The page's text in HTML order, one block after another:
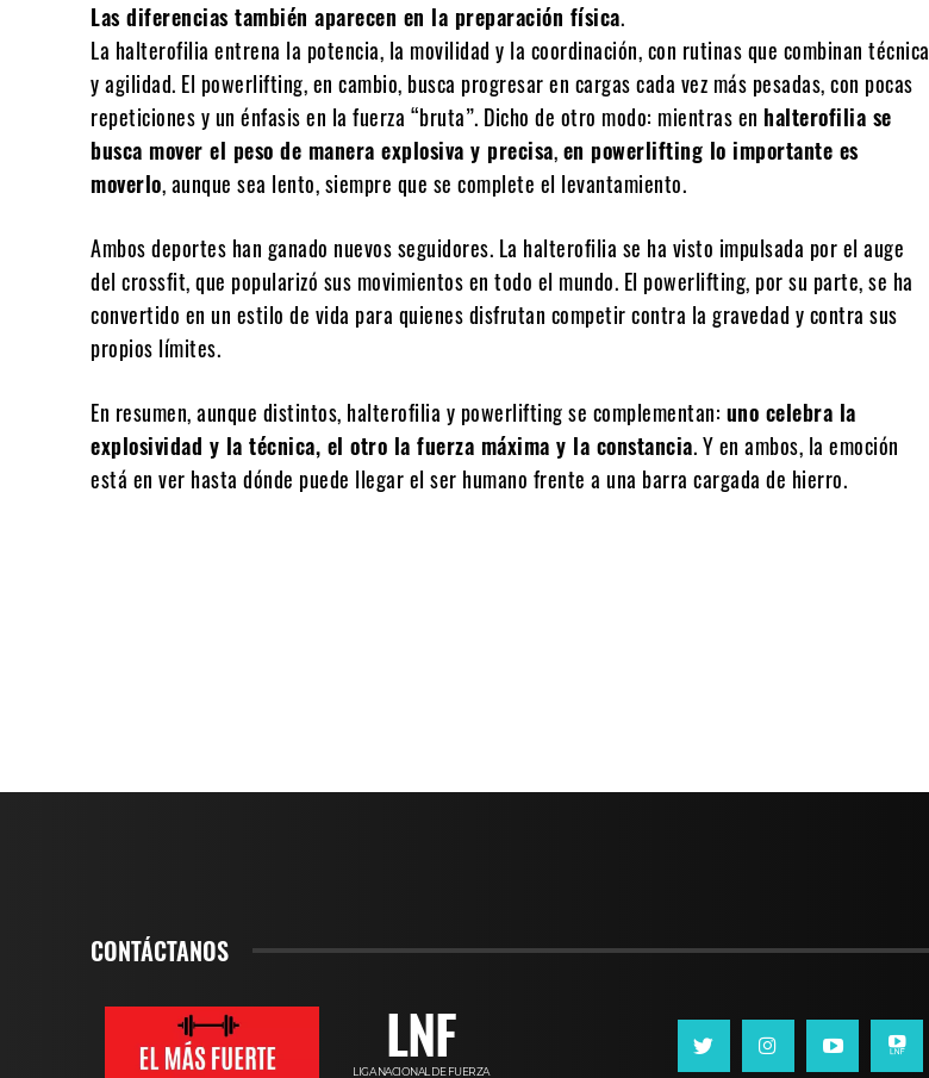
Las diferencias también aparecen en la preparación física.
La halterofilia entrena la potencia, la movilidad y la coordinación, con rutinas que combinan técnica
y agilidad. El powerlifting, en cambio, busca progresar en cargas cada vez más pesadas, con pocas
repeticiones y un énfasis en la fuerza “bruta”. Dicho de otro modo: mientras en halterofilia se
busca mover el peso de manera explosiva y precisa,en powerlifting lo importante es
moverlo, aunque sea lento, siempre que se complete el levantamiento.
Ambos deportes han ganado nuevos seguidores. La halterofilia se ha visto impulsada por el auge
del crossfit, que popularizó sus movimientos en todo el mundo. El powerlifting, por su parte, se ha
convertido en un estilo de vida para quienes disfrutan competir contra la gravedad y contra sus
propios límites.
En resumen, aunque distintos, halterofilia y powerlifting se complementan: uno celebra la
explosividad y la técnica, el otro la fuerza máxima y la constancia. Y en ambos, la emoción
está en ver hasta dónde puede llegar el ser humano frente a una barra cargada de hierro.
CONTÁCTANOS
LNF
LIGA NACIONAL DE FUERZA